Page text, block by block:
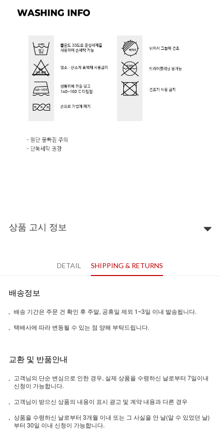
상품 고시 정보
DETAIL SHIPPING & RETURNS
배송정보
배송 기간은 주문 건 확인 후 주말, 공휴일 제외 1~3일 이내 발송됩니다.
택배사에 따라 변동될 수 있는 점 양해 부탁드립니다.
교환 및 반품안내
고객님의 단순 변심으로 인한 경우, 실제 상품을 수령하신 날로부터 7일이내
신청이 가능합니다.
고객님이 받으신 상품의 내용이 표시 광고 및 계약 내용과 다른 경우
상품을 수령하신 날로부터 3개월 이내 또는 그 사실을 안 날(알 수 있었던 날)
부터 30일 이내 신청이 가능합니다.